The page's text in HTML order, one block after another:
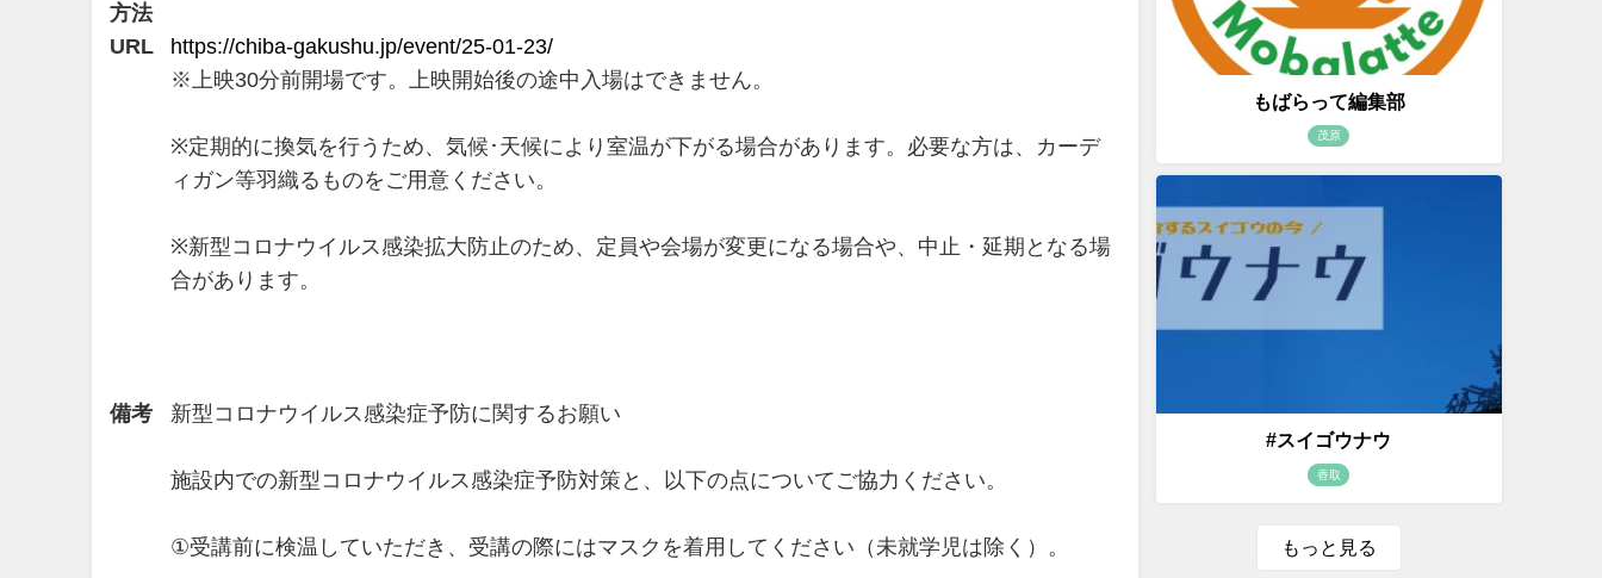
方法
URL https://chiba-gakushu.jp/event/25-01-23/
備考
※上映30分前開場です。上映開始後の途中入場はできません。
※定期的に換気を行うため、気候･天候により室温が下がる場合があります。必要な方は、カーデ
ィガン等羽織るものをご用意ください。
※新型コロナウイルス感染拡大防止のため、定員や会場が変更になる場合や、中止・延期となる場
合があります。
新型コロナウイルス感染症予防に関するお願い
施設内での新型コロナウイルス感染症予防対策と、以下の点についてご協力ください。
①受講前に検温していただき、受講の際にはマスクを着用してください（未就学児は除く）。
もばらって編集部
茂原
#スイゴウナウ
香取
もっと見る